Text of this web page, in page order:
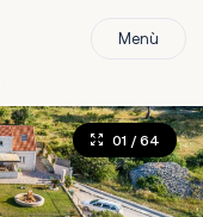
Menù
01 / 64